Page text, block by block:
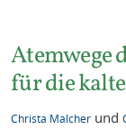
Atemwege
für die
Christa Malcher und